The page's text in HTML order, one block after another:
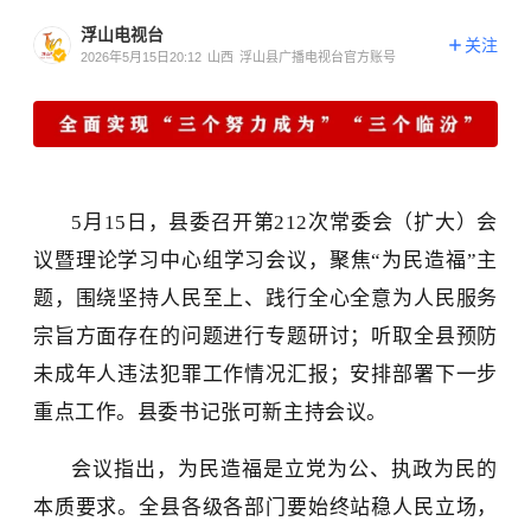
浮山电视台
2026年5月15日20:12 山西 浮山县广播电视台官方账号
关注
5月15日，县委召开第212次常委会（扩大）会
议暨理论学习中心组学习 会议， 聚焦“为民造福”主
题，围绕坚持人民至上、践行全心全意为人民服务
宗旨方面存在的问题进行专题研讨； 听取全县预防
未成年人违法犯罪工作情况汇报；安排部署下一步
重点工作。县委书记张可新主持会议。
会议指出，为民造福是立党为公、执政为民的
本质要求。全县各级各部门要始终站稳人民立场，